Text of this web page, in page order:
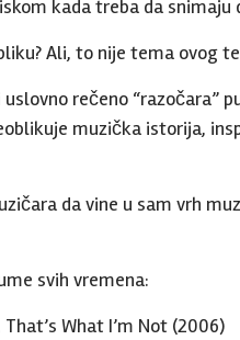
kada treba da snimaju
Ali, to nije tema ovog
rečeno “razočara”
muzička istorija,
da vine u sam vrh
svih vremena:
What I’m Not (2006)